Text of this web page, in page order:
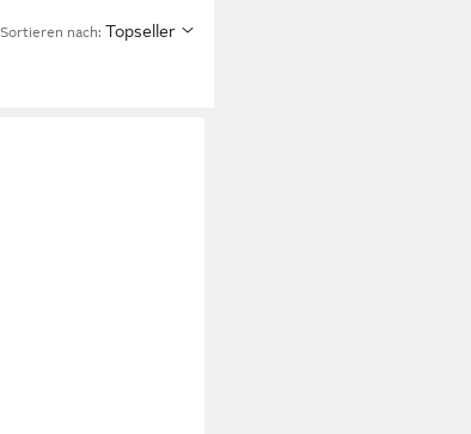
Sortieren nach: Topseller